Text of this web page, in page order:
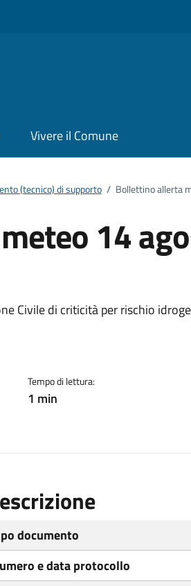
Vivere il Comune
(tecnico) di supporto / Bollettino allerta
14
Civile di criticità per rischio
Tempo di lettura:
1 min
documento
e data protocollo